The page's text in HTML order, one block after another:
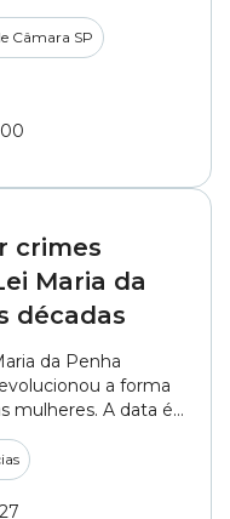
gratuitamente
e
no novo episódio do
funciona, quem
Câmara SP
crimes
Maria da
décadas
da Penha
a forma
mulheres. A data é
forma como esses
sociedade.
para a Rede